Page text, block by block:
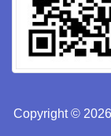
Copyright ©